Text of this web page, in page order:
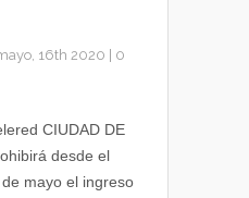
16th 2020
0
CIUDAD DE
desde el
mayo el ingreso